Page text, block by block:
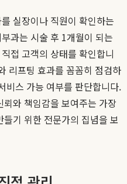
실장이나 직원이 확인하는
과는 시술 후 1개월이 되는
접 고객의 상태를 확인합니
리프팅 효과를 꼼꼼히 점검하
비스 가능 여부를 판단합니다.
와 책임감을 보여주는 가장
기 위한 전문가의 집념을 보